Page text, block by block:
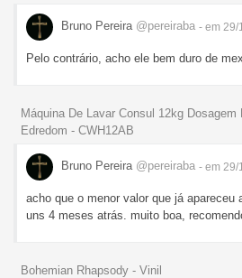
Bruno Pereira @pereiraba - em 29/
Pelo contrário, acho ele bem duro de
Máquina De Lavar Consul 12kg
Edredom - CWH12AB
Bruno Pereira @pereiraba - em 29/
acho que o menor valor que já apareceu
uns 4 meses atrás. muito boa,
Bohemian Rhapsody - Vinil